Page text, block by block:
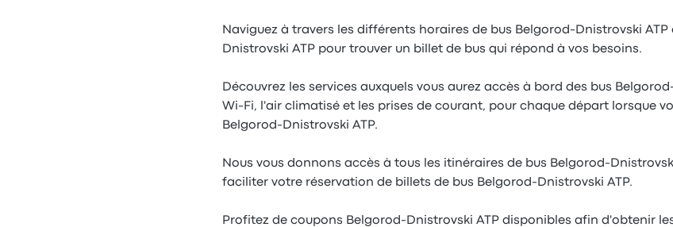
Naviguez à travers les différents horaires de bus Belgorod-Dnistrovski
Dnistrovski ATP pour trouver un billet de bus qui répond à vos besoins.
Découvrez les services auxquels vous aurez accès à bord des bus
Wi-Fi, l'air climatisé et les prises de courant, pour chaque départ lorsque
Belgorod-Dnistrovski ATP.
Nous vous donnons accès à tous les itinéraires de bus Belgorod-
faciliter votre réservation de billets de bus Belgorod-Dnistrovski ATP.
Profitez de coupons Belgorod-Dnistrovski ATP disponibles afin d'obtenir